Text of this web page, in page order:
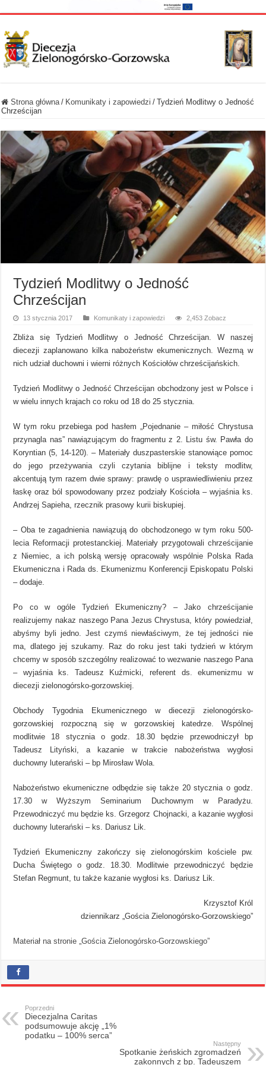
Strona główna / Komunikaty i zapowiedzi / Tydzień Modlitwy o Jedność
Chrześcijan
Tydzień Modlitwy o Jedność
Chrześcijan
13 stycznia 2017 Komunikaty i zapowiedzi 2,453 Zobacz
Zbliża się Tydzień Modlitwy o Jedność Chrześcijan. W naszej
diecezji zaplanowano kilka nabożeństw ekumenicznych. Wezmą w
nich udział duchowni i wierni różnych Kościołów chrześcijańskich.
Tydzień Modlitwy o Jedność Chrześcijan obchodzony jest w Polsce i
w wielu innych krajach co roku od 18 do 25 stycznia.
W tym roku przebiega pod hasłem „Pojednanie – miłość Chrystusa
przynagla nas” nawiązującym do fragmentu z 2. Listu św. Pawła do
Koryntian (5, 14-120). – Materiały duszpasterskie stanowiące pomoc
do jego przeżywania czyli czytania biblijne i teksty modlitw,
akcentują tym razem dwie sprawy: prawdę o usprawiedliwieniu przez
łaskę oraz ból spowodowany przez podziały Kościoła – wyjaśnia ks.
Andrzej Sapieha, rzecznik prasowy kurii biskupiej.
– Oba te zagadnienia nawiązują do obchodzonego w tym roku 500-
lecia Reformacji protestanckiej. Materiały przygotowali chrześcijanie
z Niemiec, a ich polską wersję opracowały wspólnie Polska Rada
Ekumeniczna i Rada ds. Ekumenizmu Konferencji Episkopatu Polski
– dodaje.
Po co w ogóle Tydzień Ekumeniczny? – Jako chrześcijanie
realizujemy nakaz naszego Pana Jezus Chrystusa, który powiedział,
abyśmy byli jedno. Jest czymś niewłaściwym, że tej jedności nie
ma, dlatego jej szukamy. Raz do roku jest taki tydzień w którym
chcemy w sposób szczególny realizować to wezwanie naszego Pana
– wyjaśnia ks. Tadeusz Kuźmicki, referent ds. ekumenizmu w
diecezji zielonogórsko-gorzowskiej.
Obchody Tygodnia Ekumenicznego w diecezji zielonogórsko-
gorzowskiej rozpoczną się w gorzowskiej katedrze. Wspólnej
modlitwie 18 stycznia o godz. 18.30 będzie przewodniczył bp
Tadeusz Lityński, a kazanie w trakcie nabożeństwa wygłosi
duchowny luterański – bp Mirosław Wola.
Nabożeństwo ekumeniczne odbędzie się także 20 stycznia o godz.
17.30 w Wyższym Seminarium Duchownym w Paradyżu.
Przewodniczyć mu będzie ks. Grzegorz Chojnacki, a kazanie wygłosi
duchowny luterański – ks. Dariusz Lik.
Tydzień Ekumeniczny zakończy się zielonogórskim kościele pw.
Ducha Świętego o godz. 18.30. Modlitwie przewodniczyć będzie
Stefan Regmunt, tu także kazanie wygłosi ks. Dariusz Lik.
Krzysztof Król
dziennikarz „Gościa Zielonogórsko-Gorzowskiego”
Materiał na stronie „Gościa Zielonogórsko-Gorzowskiego”
Poprzedni
Diecezjalna Caritas
podsumowuje akcję „1%
podatku – 100% serca”
Następny
Spotkanie żeńskich zgromadzeń
zakonnych z bp. Tadeuszem